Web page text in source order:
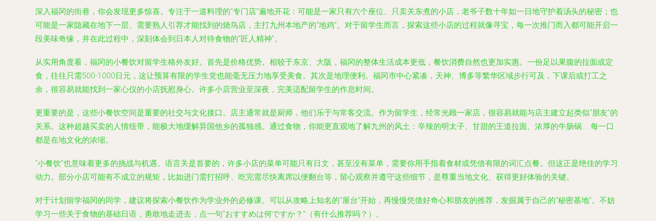
深入福冈的街巷，你会发现更多惊喜。专注于一道料理的“专门店”遍地开花：可能是一家只有六个座位、只卖关东煮的小店，老爷子数十年如一日地守护着汤头的秘密；也
可能是一家隐藏在地下一层、需要熟人引荐才能找到的烧鸟店，主打九州本地产的“地鸡”。对于留学生而言，探索这些小店的过程就像寻宝，每一次推门而入都可能开启一
段美味奇缘，并在此过程中，深刻体会到日本人对待食物的“匠人精神”。
从实用角度看，福冈的小餐饮对留学生格外友好。首先是价格优势。相较于东京、大阪，福冈的整体生活成本更低，餐饮消费自然也更加实惠。一份足以果腹的拉面或定
食，往往只需500-1000日元，这让预算有限的学生党也能毫无压力地享受美食。其次是地理便利。福冈市中心紧凑，天神、博多等繁华区域步行可及，下课后或打工之
余，很容易就能找到一家心仪的小店抚慰身心。许多小店营业至深夜，完美适配留学生的作息时间。
更重要的是，这些小餐饮空间是重要的社交与文化接口。店主通常就是厨师，他们乐于与常客交流。作为留学生，经常光顾一家店，很容易就能与店主建立起类似“朋友”的
关系。这种超越买卖的人情纽带，能极大地缓解异国他乡的孤独感。通过食物，你能更直观地了解九州的风土：辛辣的明太子、甘甜的王道拉面、浓厚的牛肠锅……每一口
都是在地文化的浓缩。
“小餐饮”也意味着更多的挑战与机遇。语言关是首要的，许多小店的菜单可能只有日文，甚至没有菜单，需要你用手指着食材或凭借有限的词汇点餐。但这正是绝佳的学习
动力。部分小店可能有不成立的规矩，比如进门需打招呼、吃完需尽快离席以便翻台等，留心观察并遵守这些细节，是尊重当地文化、获得更好体验的关键。
对于计划留学福冈的同学，建议将探索小餐饮作为学业外的必修课。可以从攻略上知名的“屋台”开始，再慢慢凭借好奇心和朋友的推荐，发掘属于自己的“秘密基地”。不妨
学习一些关于食物的基础日语，勇敢地走进去，点一句“おすすめは何ですか？”（有什么推荐吗？）。